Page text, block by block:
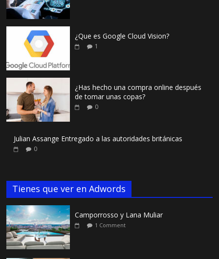
¿Que es Google Cloud Vision?
1
¿Has hecho una compra online después
de tomar unas copas?
0
Julian Assange Entregado a las autoridades británicas
0
Tienes que ver en Adwords
Camporrosso y Lana Muliar
1 Comment